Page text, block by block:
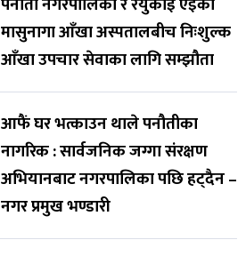
मासुनागा आँखा अस्पतालबीच निःशुल्क
आँखा उपचार सेवाका लागि सम्झौता
आफैं घर भत्काउन थाले पनौतीका
नागरिक : सार्वजनिक जग्गा संरक्षण
अभियानबाट नगरपालिका पछि हट्दैन –
नगर प्रमुख भण्डारी